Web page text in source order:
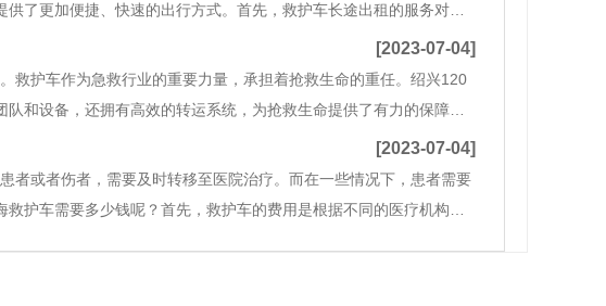
了更加便捷、快速的出行方式。首先，救护车长途出租的服务对象
相比，救护车长途出租的车辆更加专业、安全、舒适。车内设备齐
[2023-07-04]
救护车作为急救行业的重要力量，承担着抢救生命的重任。绍兴120
和设备，还拥有高效的转运系统，为抢救生命提供了有力的保障。
的专业团队。绍兴120救护车作为急救中心的重要装备，拥有先进的
[2023-07-04]
者或者伤者，需要及时转移至医院治疗。而在一些情况下，患者需要
护车需要多少钱呢？首先，救护车的费用是根据不同的医疗机构和